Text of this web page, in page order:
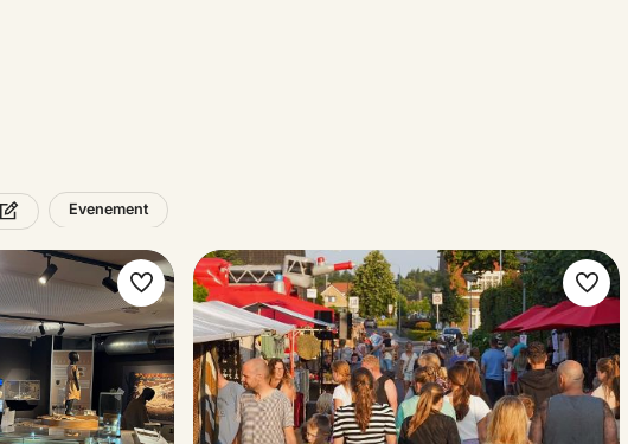
Evenement
Maak
favoriet